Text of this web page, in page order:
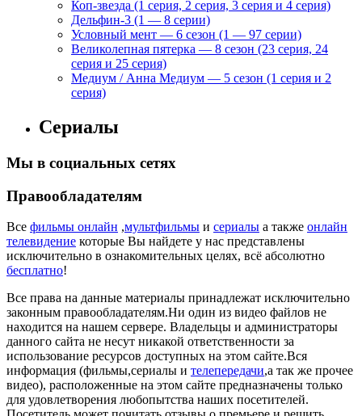
Коп-звезда (1 серия, 2 серия, 3 серия и 4 серия)
Дельфин-3 (1 — 8 серии)
Условный мент — 6 сезон (1 — 97 серии)
Великолепная пятерка — 8 сезон (23 серия, 24
серия и 25 серия)
Медиум / Анна Медиум — 5 сезон (1 серия и 2
серия)
Сериалы
Мы в социальных сетях
Правообладателям
Все фильмы онлайн ,мультфильмы и сериалы а также онлайн
телевидение которые Вы найдете у нас представлены
исключительно в ознакомительных целях, всё абсолютно
бесплатно!
Все права на данные материалы принадлежат исключительно
законным правообладателям.Ни один из видео файлов не
находится на нашем сервере. Владельцы и администраторы
данного сайта не несут никакой ответственности за
использование ресурсов доступных на этом сайте.Вся
информация (фильмы,сериалы и телепередачи,а так же прочее
видео), расположенные на этом сайте предназначены только
для удовлетворения любопытства наших посетителей.